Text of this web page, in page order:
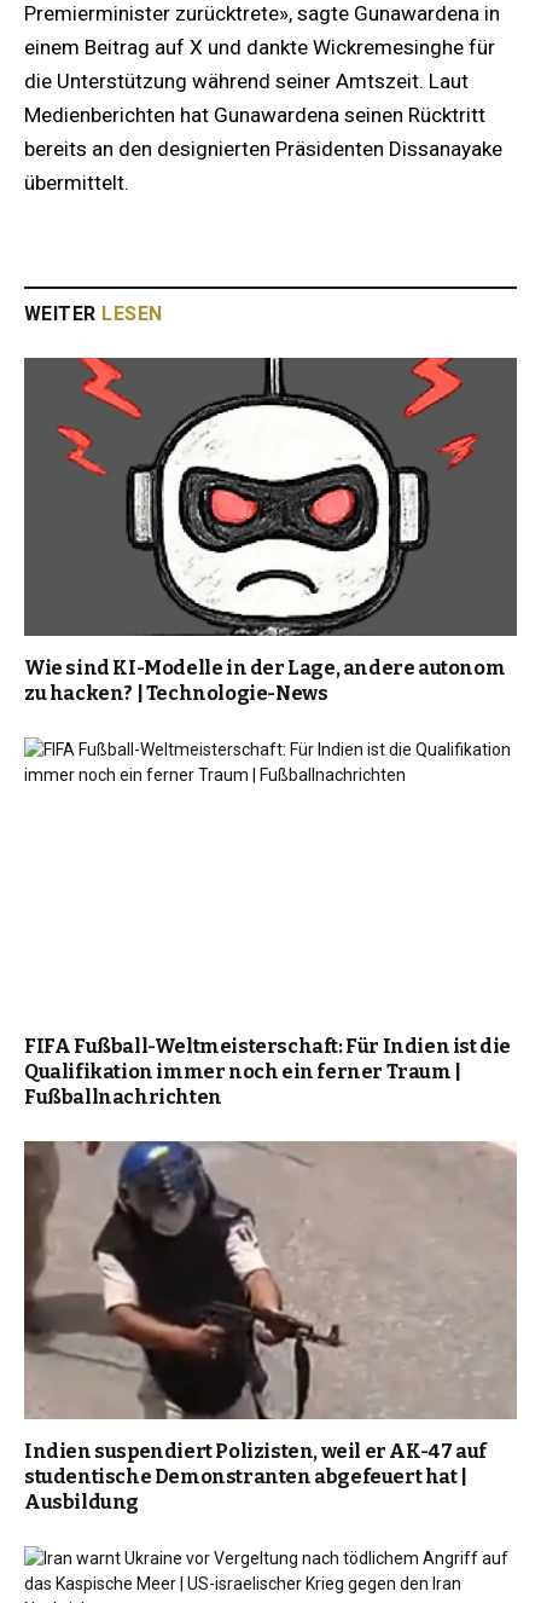
Premierminister zurücktrete», sagte Gunawardena in
einem Beitrag auf X und dankte Wickremesinghe für
die Unterstützung während seiner Amtszeit. Laut
Medienberichten hat Gunawardena seinen Rücktritt
bereits an den designierten Präsidenten Dissanayake
übermittelt.
WEITER LESEN
Wie sind KI-Modelle in der Lage, andere autonom
zu hacken? | Technologie-News
FIFA Fußball-Weltmeisterschaft: Für Indien ist die
Qualifikation immer noch ein ferner Traum |
Fußballnachrichten
Indien suspendiert Polizisten, weil er AK-47 auf
studentische Demonstranten abgefeuert hat |
Ausbildung